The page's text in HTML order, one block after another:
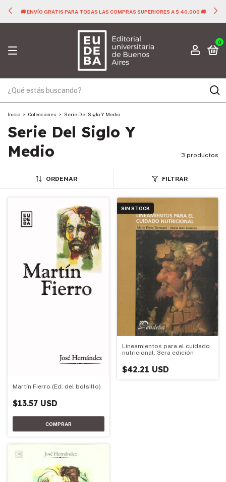
🚚 ENVÍO GRATIS PARA TODAS LAS COMPRAS SUPERIORES A $ 40.000 🚚
0
Inicio > Colecciones > Serie Del Siglo Y Medio
Serie Del Siglo Y
Medio
3 productos
ORDENAR FILTRAR
Martín Fierro (Ed. del bolsillo)
$13.57 USD
SIN STOCK
Lineamientos para el cuidado
nutricional. 3era edición
$42.21 USD